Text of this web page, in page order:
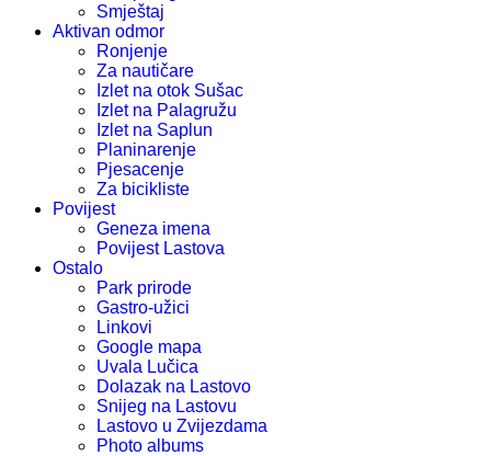
Smještaj
Aktivan odmor
Ronjenje
Za nautičare
Izlet na otok Sušac
Izlet na Palagružu
Izlet na Saplun
Planinarenje
Pjesacenje
Za bicikliste
Povijest
Geneza imena
Povijest Lastova
Ostalo
Park prirode
Gastro-užici
Linkovi
Google mapa
Uvala Lučica
Dolazak na Lastovo
Snijeg na Lastovu
Lastovo u Zvijezdama
Photo albums